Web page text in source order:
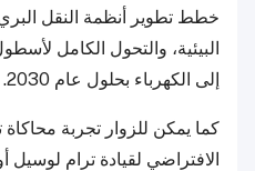
خطط تطوير أنظمة النقل البري
البيئية، والتحول الكامل
إلى الكهرباء بحلول عام 2030.
كما يمكن للزوار تجربة محاكاة
الافتراضي لقيادة ترام